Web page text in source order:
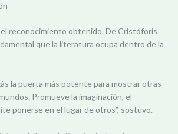
reconocimiento obtenido, De Cristóforis
que la literatura ocupa dentro de la
la puerta más potente para mostrar otras
Promueve la imaginación, el
ponerse en el lugar de otros”, sostuvo.